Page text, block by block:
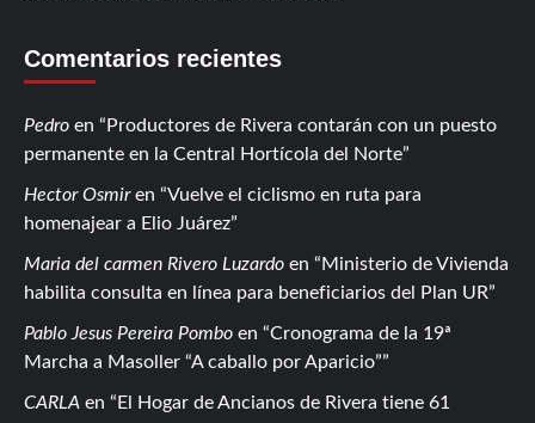
Comentarios recientes
Pedro en
Productores de Rivera contarán con un puesto
permanente en la Central Hortícola del Norte
Hector Osmiren
Vuelve el ciclismo en ruta para
homenajear a Elio Juárez
Maria del carmen Rivero Luzardo en
Ministerio de Vivienda
habilita consulta en línea para beneficiarios del Plan UR
Pablo Jesus Pereira Pombo en
Cronograma de la 19ª
Marcha a Masoller “A caballo por Aparicio”
CARLA en
El Hogar de Ancianos de Rivera tiene 61